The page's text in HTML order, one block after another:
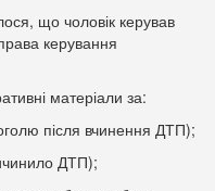
що чоловік керував
керування
матеріали за:
після вчинення ДТП);
ДТП);